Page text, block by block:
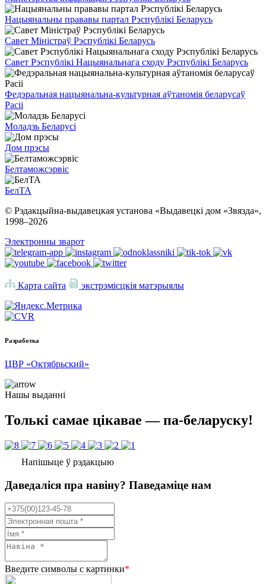
Нацыянальны прававы партал Рэспублікі Беларусь
Савет Міністраў Рэспублікі Беларусь
Савет Рэспублікі Нацыянальнага сходу Рэспублікі Беларусь
Федэральная нацыянальна-культурная аўтаномія беларусаў
Расіі
Моладзь Беларусі
Дом прэсы
Белтаможсэрвіс
БелТА
© Рэдакцыйна-выдавецкая установа «Выдавецкі дом «Звязда»,
1998–2026
Электронны зварот
Карта сайта экстрэмісцкія матэрыялы
Разработка
ЦВР «Октябрьский»
Нашы выданні
Толькі самае цікавае — па-беларуску!
Напішыце ў рэдакцыю
Даведаліся пра навіну? Паведаміце нам
Введите символы с картинки*